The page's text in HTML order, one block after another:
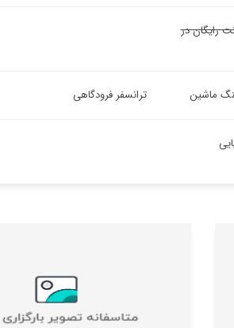
رایگان در
ماشین ترانسفر فرودگاهی